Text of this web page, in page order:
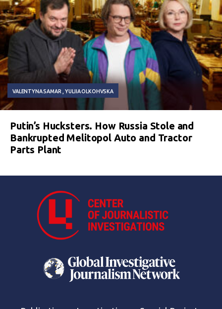
VALENTYNA SAMAR YULIIA OLKOHVSKA
Putin’s Hucksters. How Russia Stole and
Bankrupted Melitopol Auto and Tractor
Parts Plant